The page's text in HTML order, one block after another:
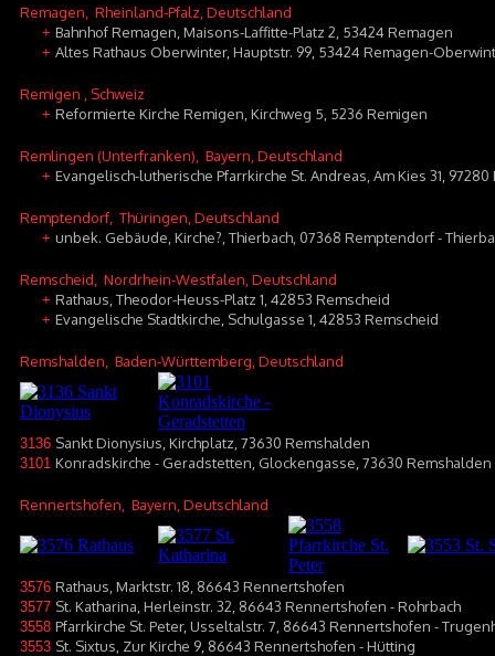
Remagen , Rheinland-Pfalz, Deutschland
+ Bahnhof Remagen, Maisons-Laffitte-Platz 2, 53424 Remagen
+ Altes Rathaus Oberwinter, Hauptstr. 99, 53424 Remagen-
Remigen , Schweiz
+ Reformierte Kirche Remigen, Kirchweg 5, 5236 Remigen
Remlingen (Unterfranken) , Bayern, Deutschland
+ Evangelisch-lutherische Pfarrkirche St. Andreas, Am Kies 31,
Remptendorf , Thüringen, Deutschland
+ unbek. Gebäude, Kirche?, Thierbach, 07368 Remptendorf -
Remscheid , Nordrhein-Westfalen, Deutschland
+ Rathaus, Theodor-Heuss-Platz 1, 42853 Remscheid
+ Evangelische Stadtkirche, Schulgasse 1, 42853 Remscheid
Remshalden , Baden-Württemberg, Deutschland
3136 Sankt Dionysius, Kirchplatz, 73630 Remshalden
3101 Konradskirche - Geradstetten, Glockengasse, 73630
Rennertshofen , Bayern, Deutschland
3576 Rathaus, Marktstr. 18, 86643 Rennertshofen
3577 St. Katharina, Herleinstr. 32, 86643 Rennertshofen - Rohrbach
3558 Pfarrkirche St. Peter, Usseltalstr. 7, 86643 Rennertshofen -
3553 St. Sixtus, Zur Kirche 9, 86643 Rennertshofen - Hütting